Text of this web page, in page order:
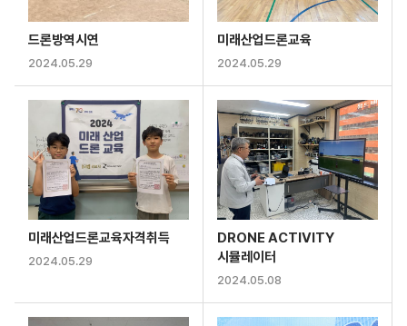
드론방역시연
2024.05.29
미래산업드론교육
2024.05.29
미래산업드론교육자격취득
2024.05.29
DRONE ACTIVITY
시뮬레이터
2024.05.08